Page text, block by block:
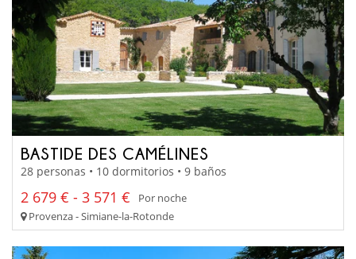
BASTIDE DES CAMÉLINES
28 personas • 10 dormitorios • 9 baños
2 679 € - 3 571 €
Por noche
Provenza - Simiane-la-Rotonde